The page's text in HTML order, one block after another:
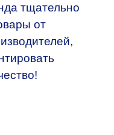
тщательно
от